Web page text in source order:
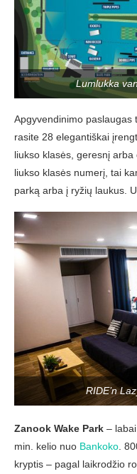
Lumlukka
Apgyvendinimo paslaugas
rasite 28 elegantiškai
liukso klasės, geresnį
liukso klasės numerį, tai
parką arba į ryžių laukus.
RIDE’n
Zanook Wake Park –
min. kelio nuo Bankoko .
kryptis – pagal laikrodžio